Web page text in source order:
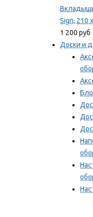
Sign, 210
1 200 руб
Доски и
Мы